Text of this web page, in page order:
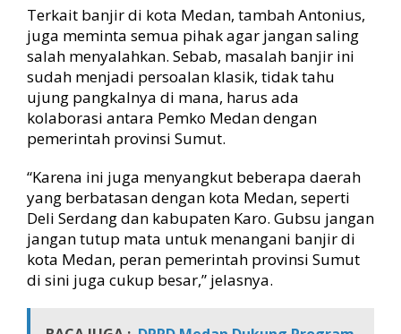
r
i
S
o
l
u
i
y
a
Terkait banjir di kota Medan, tambah Antonius,
juga meminta semua pihak agar jangan saling
salah menyalahkan. Sebab, masalah banjir ini
sudah menjadi persoalan klasik, tidak tahu
ujung pangkalnya di mana, harus ada
kolaborasi antara Pemko Medan dengan
pemerintah provinsi Sumut.
“Karena ini juga menyangkut beberapa daerah
yang berbatasan dengan kota Medan, seperti
Deli Serdang dan kabupaten Karo. Gubsu jangan
jangan tutup mata untuk menangani banjir di
kota Medan, peran pemerintah provinsi Sumut
di sini juga cukup besar,” jelasnya.